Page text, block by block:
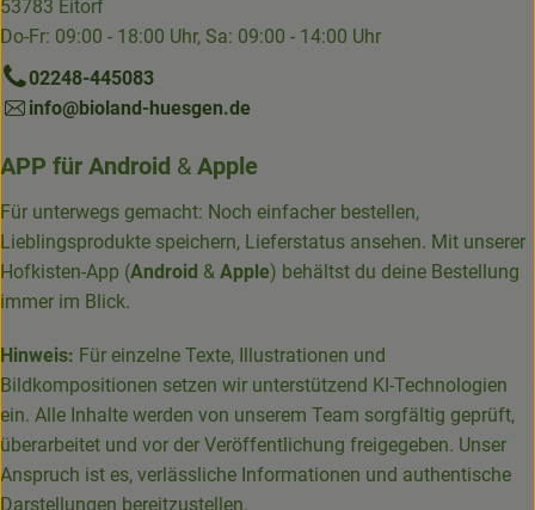
53783 Eitorf
Do-Fr: 09:00 - 18:00 Uhr, Sa: 09:00 - 14:00 Uhr
02248-445083
info@bioland-huesgen.de
APP für Android & Apple
Für unterwegs gemacht: Noch einfacher bestellen,
Lieblingsprodukte speichern, Lieferstatus ansehen. Mit unserer
Hofkisten-App (Android & Apple) behältst du deine Bestellung
immer im Blick.
Hinweis: Für einzelne Texte, Illustrationen und
Bildkompositionen setzen wir unterstützend KI-Technologien
ein. Alle Inhalte werden von unserem Team sorgfältig geprüft,
überarbeitet und vor der Veröffentlichung freigegeben. Unser
Anspruch ist es, verlässliche Informationen und authentische
Darstellungen bereitzustellen.